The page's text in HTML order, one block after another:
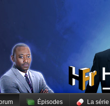
Épisodes La série